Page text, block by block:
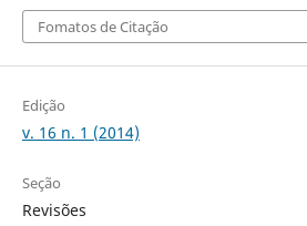
Fomatos de Citação
Edição
v. 16 n. 1 (2014)
Seção
Revisões